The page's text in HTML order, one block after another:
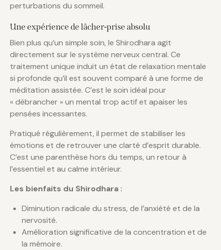
perturbations du sommeil.
Une expérience de lâcher-prise absolu
Bien plus qu’un simple soin, le Shirodhara agit
directement sur le système nerveux central. Ce
traitement unique induit un état de relaxation mentale
si profonde qu’il est souvent comparé à une forme de
méditation assistée. C’est le soin idéal pour
« débrancher » un mental trop actif et apaiser les
pensées incessantes.
Pratiqué régulièrement, il permet de stabiliser les
émotions et de retrouver une clarté d’esprit durable.
C’est une parenthèse hors du temps, un retour à
l’essentiel et au calme intérieur.
Les bienfaits du Shirodhara :
Diminution radicale du stress, de l’anxiété et de la
nervosité.
Amélioration significative de la concentration et de
la mémoire.